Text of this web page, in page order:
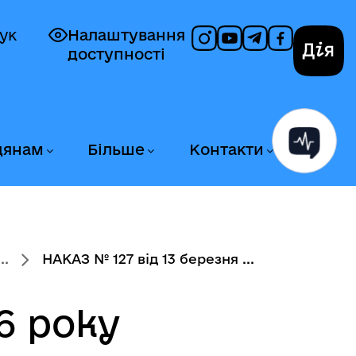
Налаштування
доступності
Більше Контакти
НАКАЗ № 127 від 13 березня ...
року